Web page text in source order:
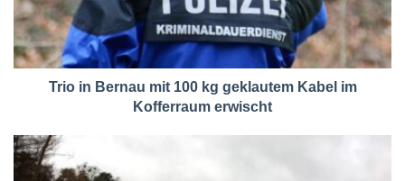
Trio in Bernau mit 100 kg geklautem Kabel im
Kofferraum erwischt